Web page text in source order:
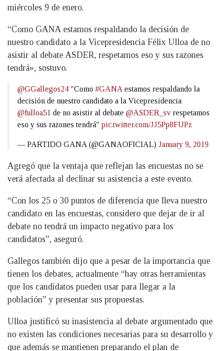
miércoles 9 de enero.
“Como GANA estamos respaldando la decisión de
nuestro candidato a la Vicepresidencia Félix Ulloa de no
asistir al debate ASDER, respetamos eso y sus razones
tendrá», sostuvo.
@GGallegos24 "Como #GANA estamos respaldando la
decisión de nuestro candidato a la Vicepresidencia
@fulloa51 de no asistir al debate @ASDER_sv respetamos
eso y sus razones tendrá" pic.twitter.com/JJ5Pp8FUPz
— PARTIDO GANA (@GANAOFICIAL) January 9, 2019
Agregó que la ventaja que reflejan las encuestas no se
verá afectada al declinar su asistencia a este evento.
“Con los 25 o 30 puntos de diferencia que lleva nuestro
candidato en las encuestas, considero que dejar de ir al
debate no tendrá un impacto negativo para los
candidatos”, aseguró.
Gallegos también dijo que a pesar de la importancia que
tienen los debates, actualmente “hay otras herramientas
que los candidatos pueden usar para llegar a la
población” y presentar sus propuestas.
Ulloa justificó su inasistencia al debate argumentado que
no existen las condiciones necesarias para su desarrollo y
que además se mantienen preparando el plan de